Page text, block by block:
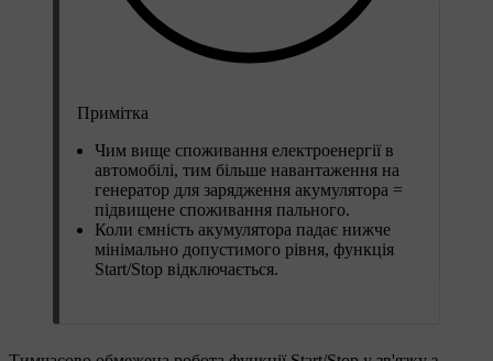
Примітка
Чим вище споживання електроенергії в
автомобілі, тим більше навантаження на
генератор для зарядження акумулятора =
підвищене споживання пального.
Коли ємність акумулятора падає нижче
мінімально допустимого рівня, функція
Start/Stop відключається.